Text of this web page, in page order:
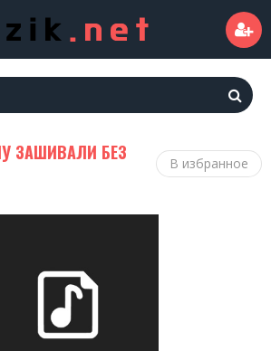
ЗАШИВАЛИ БЕЗ
В избранное